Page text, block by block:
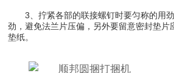
3、拧紧各部的联接螺钉时要匀称的用劲
劲，避免法兰片压偏，另外要留意密封垫片
垫纸。